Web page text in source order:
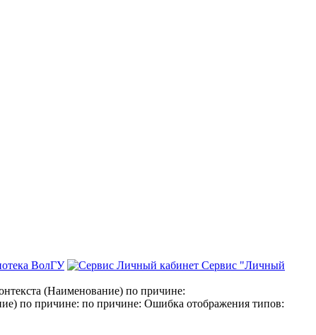
ВолГУ
Сервис "Личный
(Наименование) по причине:
по причине: по причине: Ошибка отображения типов: